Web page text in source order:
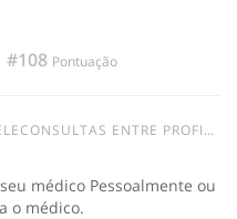
#108 Pontuação
PROFISSIONAIS DE SAÚDE E A POPULAÇÃO?
médico Pessoalmente ou
o médico.